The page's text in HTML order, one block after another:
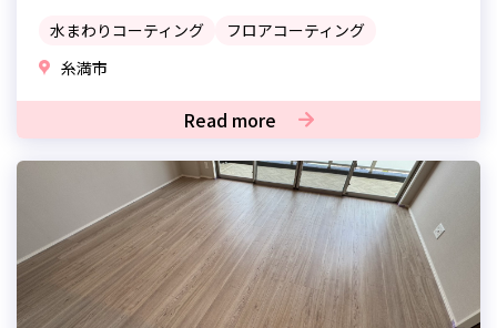
水まわりコーティング
フロアコーティング
糸満市
Read more